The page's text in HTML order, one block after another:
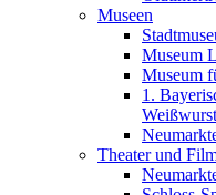
Museen
Museum
Museum
1.
Theater und